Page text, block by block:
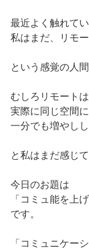
最近よく触れてい
私はまだ、リモ
という感覚の人間
むしろリモート
実際に同じ空間
一分でも増やし
と私はまだ感じ
今日のお題は
「コミュ能を上
です。
「コミュニケー